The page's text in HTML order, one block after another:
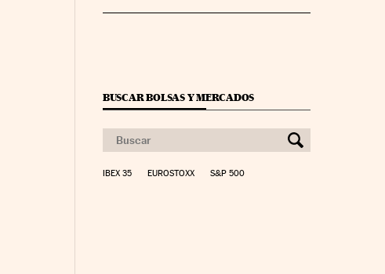
BUSCAR BOLSAS Y MERCADOS
IBEX 35 EUROSTOXX S&P 500